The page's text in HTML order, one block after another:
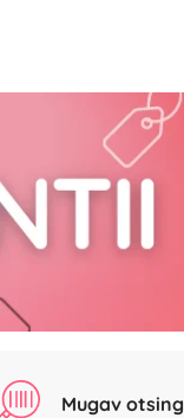
Mugav otsing